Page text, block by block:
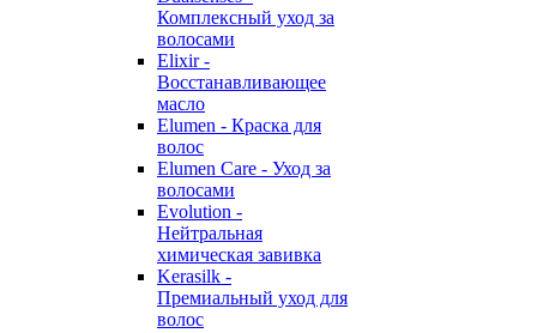
Комплексный уход за
волосами
Elixir -
Восстанавливающее
масло
Elumen - Краска для
волос
Elumen Care - Уход за
волосами
Evolution -
Нейтральная
химическая завивка
Kerasilk -
Премиальный уход для
волос